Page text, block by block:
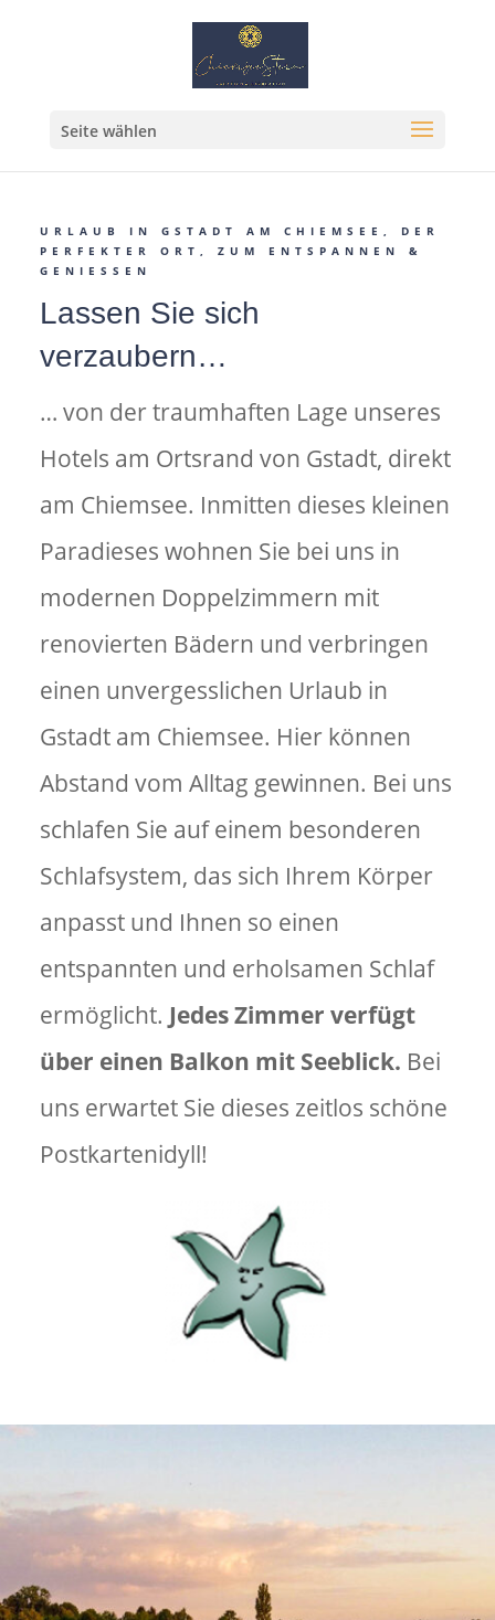
Seite wählen
URLAUB IN GSTADT AM CHIEMSEE, DER
PERFEKTER ORT, ZUM ENTSPANNEN &
GENIESSEN
Lassen Sie sich
verzaubern…
… von der traumhaften Lage unseres
Hotels am Ortsrand von Gstadt, direkt
am Chiemsee. Inmitten dieses kleinen
Paradieses wohnen Sie bei uns in
modernen Doppelzimmern mit
renovierten Bädern und verbringen
einen unvergesslichen Urlaub in
Gstadt am Chiemsee. Hier können
Abstand vom Alltag gewinnen. Bei uns
schlafen Sie auf einem besonderen
Schlafsystem, das sich Ihrem Körper
anpasst und Ihnen so einen
entspannten und erholsamen Schlaf
ermöglicht. Jedes Zimmer verfügt
über einen Balkon mit Seeblick. Bei
uns erwartet Sie dieses zeitlos schöne
Postkartenidyll!